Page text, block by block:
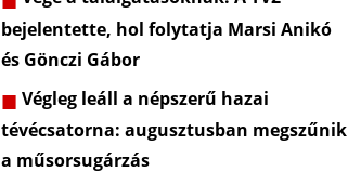
bejelentette, hol folytatja Marsi Anikó
és Gönczi Gábor
Végleg leáll a népszerű hazai
tévécsatorna: augusztusban megszűnik
a műsorsugárzás